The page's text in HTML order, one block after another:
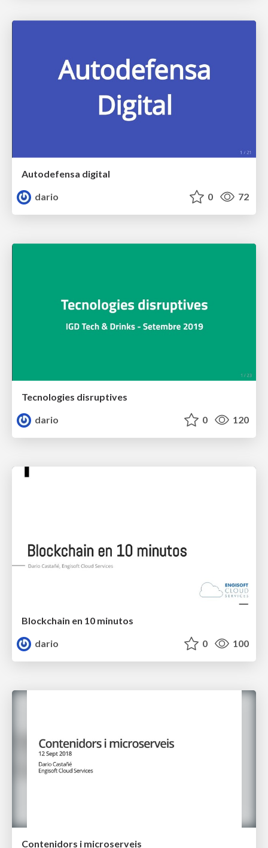
Autodefensa digital
dario
0 72
Tecnologies disruptives
dario
0 120
Blockchain en 10 minutos
dario
0 100
Contenidors i microserveis